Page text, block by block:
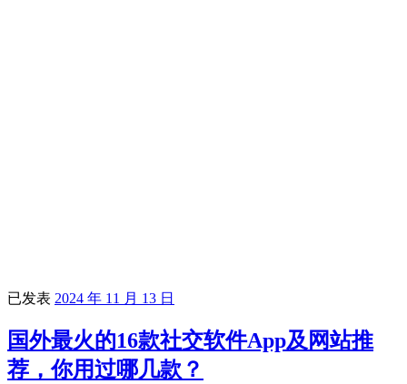
已发表 2024 年 11 月 13 日
国外最火的16款社交软件App及网站推
荐，你用过哪几款？